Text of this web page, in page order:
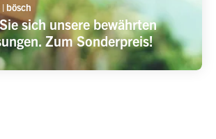
bösch
sich unsere bewährten
Zum Sonderpreis!